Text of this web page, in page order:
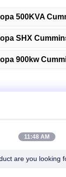
500KVA
SHX
900kw
2-ая,
11:48 AM
are you looking